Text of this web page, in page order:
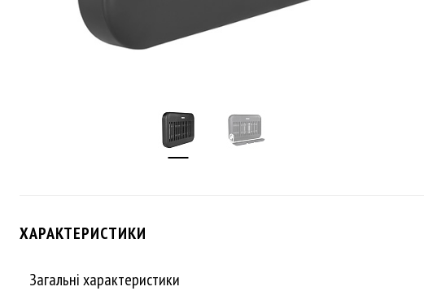
ХАРАКТЕРИСТИКИ
Загальні характеристики